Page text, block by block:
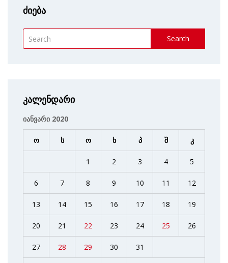
ძიება
Search
კალენდარი
იანვარი 2020
ო ს ო ხ პ შ კ
1 2 3 4 5
6 7 8 9 10 11 12
13 14 15 16 17 18 19
20 21 22 23 24 25 26
27 28 29 30 31